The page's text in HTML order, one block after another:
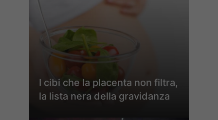
I cibi che la placenta non filtra,
la lista nera della gravidanza